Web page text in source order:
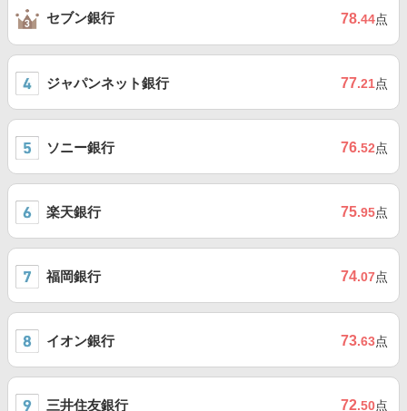
セブン銀行 78.44点
ジャパンネット銀行 77.21点
ソニー銀行 76.52点
楽天銀行 75.95点
福岡銀行 74.07点
イオン銀行 73.63点
三井住友銀行 72.50点